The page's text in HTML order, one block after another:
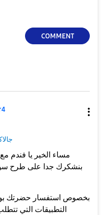
COMMENT
مساء الخير يا فندم
بنشكرك جدا على طرح
بخصوص استفسار حضرتك
التطبيقات التي